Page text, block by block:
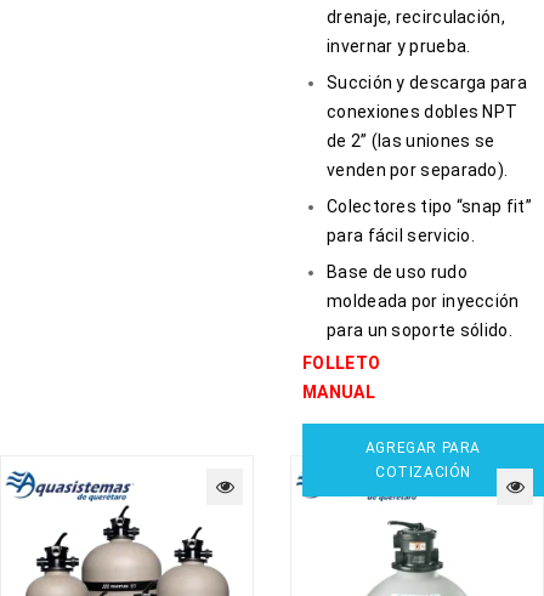
drenaje, recirculación,
invernar y prueba.
Succión y descarga para
conexiones dobles NPT
de 2” (las uniones se
venden por separado).
Colectores tipo “snap fit”
para fácil servicio.
Base de uso rudo
moldeada por inyección
para un soporte sólido.
FOLLETO
MANUAL
AGREGAR PARA
COTIZACIÓN